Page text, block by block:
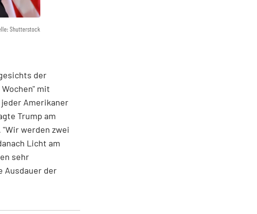
Shutterstock
der
mit
Amerikaner
Trump am
werden zwei
Licht am
sehr
Ausdauer der